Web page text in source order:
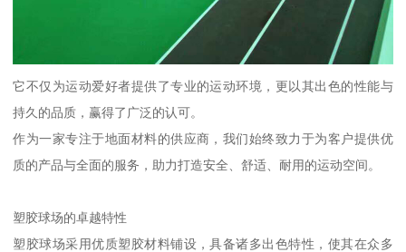
它不仅为运动爱好者提供了专业的运动环境，更以其出色的性能与
持久的品质，赢得了广泛的认可。
作为一家专注于地面材料的供应商，我们始终致力于为客户提供优
质的产品与全面的服务，助力打造安全、舒适、耐用的运动空间。
塑胶球场的卓越特性
塑胶球场采用优质塑胶材料铺设，具备诸多出色特性，使其在众多